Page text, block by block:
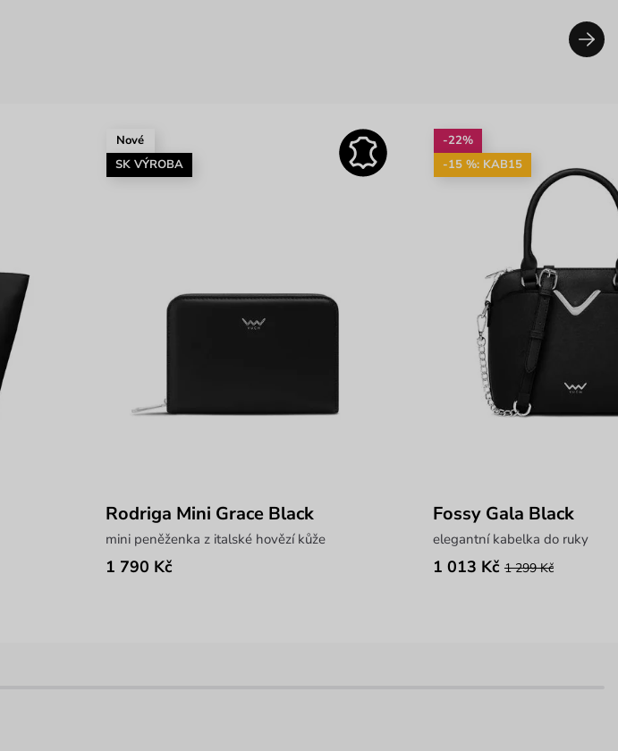
Nové
SK VÝROBA
Rodriga Mini Grace Black
mini peněženka z italské hovězí kůže
1 790 Kč
-22%
-15 %: KAB15
Fossy Gala Black
elegantní kabelka do ruky
1 013 Kč 1 299 Kč